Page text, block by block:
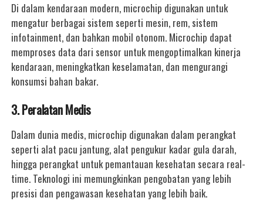
Di dalam kendaraan modern, microchip digunakan untuk
mengatur berbagai sistem seperti mesin, rem, sistem
infotainment, dan bahkan mobil otonom. Microchip dapat
memproses data dari sensor untuk mengoptimalkan kinerja
kendaraan, meningkatkan keselamatan, dan mengurangi
konsumsi bahan bakar.
3. Peralatan Medis
Dalam dunia medis, microchip digunakan dalam perangkat
seperti alat pacu jantung, alat pengukur kadar gula darah,
hingga perangkat untuk pemantauan kesehatan secara real-
time. Teknologi ini memungkinkan pengobatan yang lebih
presisi dan pengawasan kesehatan yang lebih baik.